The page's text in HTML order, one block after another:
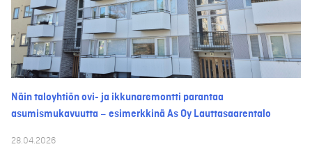
Näin taloyhtiön ovi- ja ikkunaremontti parantaa
asumismukavuutta – esimerkkinä As Oy Lauttasaarentalo
28.04.2026